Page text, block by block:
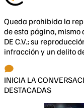
Queda prohibida la
de esta página, mismo
DE C.V.; su
infracción y un delito
INICIA LA
DESTACADAS